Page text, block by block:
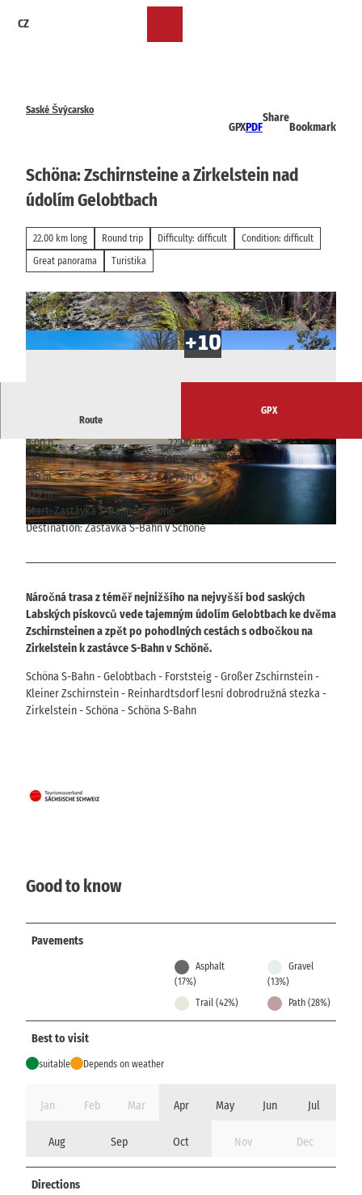
CZ
Saské Švýcarsko
GPXPDF
Share
Bookmark
Schöna: Zschirnsteine a Zirkelstein nad
údolím Gelobtbach
22.00 km long Round trip Difficulty: difficult
Condition: difficult
Great panorama
Turistika
© Rico Richter, Tourismusverband Sächsische Schweiz
© Yvonne Brückner, Tourismusverband Sächsis
che Schweiz
© Yvonne Brückner, Tourismusverband Sächsis
che Schweiz
Route
GPX
8:00 h
22.00 km
610 m
610 m
120 m
549 m
429 m
Start: Zastávka S-Bahn v Schöně
Destination: Zastávka S-Bahn v Schöně
Náročná trasa z téměř nejnižšího na nejvyšší bod saských
Labských pískovců vede tajemným údolím Gelobtbach ke dvěma
Zschirnsteinen a zpět po pohodlných cestách s odbočkou na
Zirkelstein k zastávce S-Bahn v Schöně.
Schöna S-Bahn - Gelobtbach - Forststeig - Großer Zschirnstein -
Kleiner Zschirnstein - Reinhardtsdorf lesní dobrodružná stezka -
Zirkelstein - Schöna - Schöna S-Bahn
Good to know
Pavements
Asphalt
(17%)
Gravel
(13%)
Trail (42%)
Path (28%)
Best to visit
suitable Depends on weather
Jan Feb Mar Apr May Jun Jul
Aug Sep Oct Nov Dec
Directions